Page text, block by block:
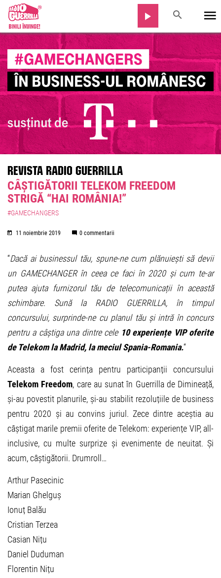
REVISTA RADIO GUERRILLA
CÂȘTIGĂTORII TELEKOM FREEDOM
STRIGĂ “HAI ROMÂNIA!”
#GAMECHANGERS
11 noiembrie 2019 0 commentarii
“Dacă ai businessul tău, spune-ne cum plănuiești să devii
un GAMECHANGER în ceea ce faci în 2020 și cum te-ar
putea ajuta furnizorul tău de telecomunicații în această
schimbare. Sună la RADIO GUERRILLA, în timpul
concursului, surprinde-ne cu planul tău și intră în concurs
pentru a câștiga una dintre cele10 experiențe VIP oferite
de Telekom la Madrid, la meciul Spania-Romania.“
Aceasta a fost cerința pentru participanții concursului
Telekom Freedom, care au sunat în Guerrilla de Dimineață,
și-au povestit planurile, și-au stabilit rezoluțiile de business
pentru 2020 și au convins juriul. Zece dintre aceștia au
câștigat marile premii oferite de Telekom: experiențe VIP, all-
inclusive, cu multe surprize și evenimente de neuitat. Și
acum, câștigătorii. Drumroll…
Arthur Pasecinic
Marian Ghelguș
Ionuț Balău
Cristian Terzea
Casian Nițu
Daniel Duduman
Florentin Nițu